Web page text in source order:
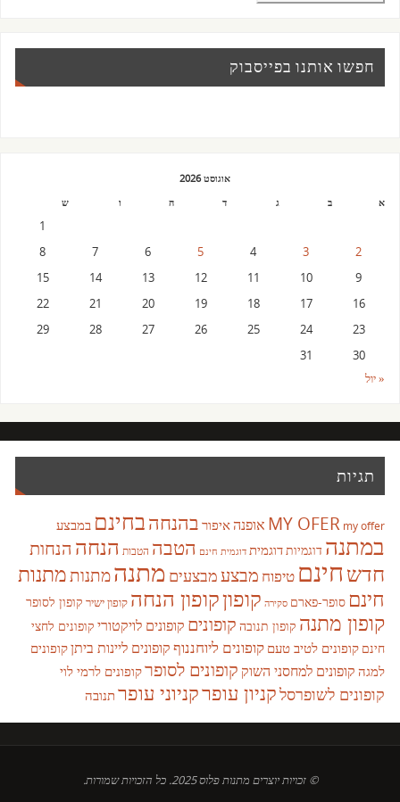
חפשו אותנו בפייסבוק
אוגוסט 2026
א
ב ג ד ה ו ש
1
2
3
4
5
6
7
8
9
10
11
12
13
14
15
16
17
18
19
20
21
22
23
24
25
26
27
28
29
30
31
« יול
תגיות
MY OFER my offer אופנהאיפור בהנחהבחינם במבצע
במתנה דוגמיותדוגמית דוגמית חינם הטבה הטבות הנחה הנחות
חדשחינם טיפוח מבצעמבצעים מתנהמתנותמתנות
חינם סופר-פארם סקירה קופוןקופון הנחה קופון ישיר קופון לסופר
קופון מתנה קופון תנובה קופונים קופונים לויקטורי קופונים לחצי
חינם קופונים לטיב טעם קופונים ליוחננוףקופונים ליינות ביתןקופונים
למגה קופונים למחסני השוק קופונים לסופרקופונים לרמי לוי
קופונים לשופרסלקניון עופרקניוני עופרתנובה
© זכויות יוצרים מתנות פלוס 2025. כל הזכויות שמורות.